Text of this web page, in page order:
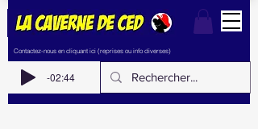
Contactez-nous en cliquant ici (reprises ou info diverses)
-02:44